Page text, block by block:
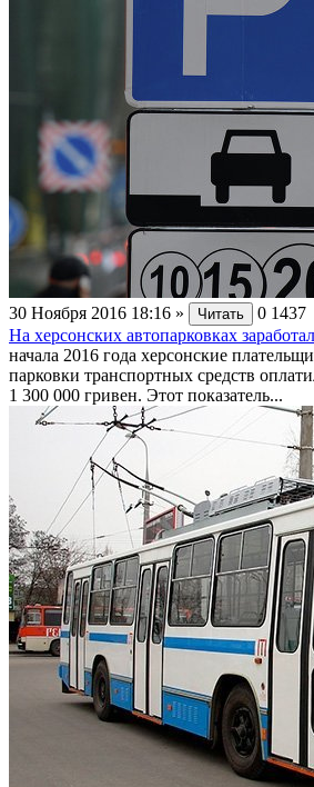
30 Ноября 2016 18:16 » Читать 0 1437
На херсонских автопарковках
начала 2016 года херсонские
парковки транспортных средств
1 300 000 гривен. Этот показатель...